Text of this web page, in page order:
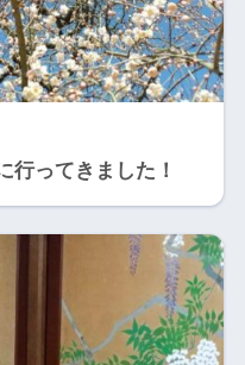
行ってきました！